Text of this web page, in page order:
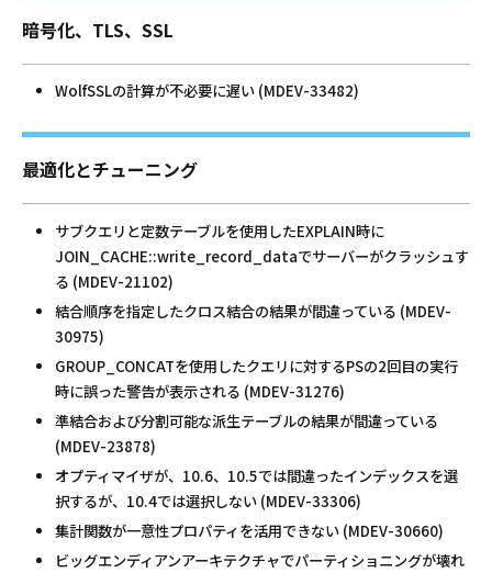
暗号化、TLS、SSL
WolfSSLの計算が不必要に遅い (MDEV-33482)
最適化とチューニング
サブクエリと定数テーブルを使用したEXPLAIN時に
JOIN_CACHE::write_record_dataでサーバーがクラッシュす
る (MDEV-21102)
結合順序を指定したクロス結合の結果が間違っている (MDEV-
30975)
GROUP_CONCATを使用したクエリに対するPSの2回目の実行
時に誤った警告が表示される (MDEV-31276)
準結合および分割可能な派生テーブルの結果が間違っている
(MDEV-23878)
オプティマイザが、10.6、10.5では間違ったインデックスを選
択するが、10.4では選択しない (MDEV-33306)
集計関数が一意性プロパティを活用できない (MDEV-30660)
ビッグエンディアンアーキテクチャでパーティショニングが壊れ